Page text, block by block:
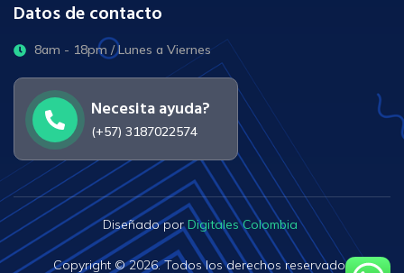
Datos de contacto
8am - 18pm / Lunes a Viernes
Necesita ayuda?
(+57) 3187022574
Diseñado porDigitales Colombia
Copyright © 2026. Todos los derechos reservados